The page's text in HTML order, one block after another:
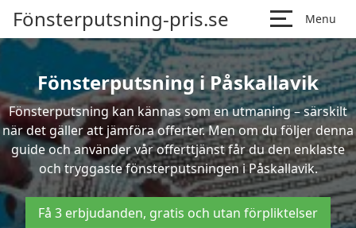
Fönsterputsning-pris.se Menu
Fönsterputsning i Påskallavik
Fönsterputsning kan kännas som en utmaning – särskilt
när det gäller att jämföra offerter. Men om du följer denna
guide och använder vår offerttjänst får du den enklaste
och tryggaste fönsterputsningen i Påskallavik.
Få 3 erbjudanden, gratis och utan förpliktelser